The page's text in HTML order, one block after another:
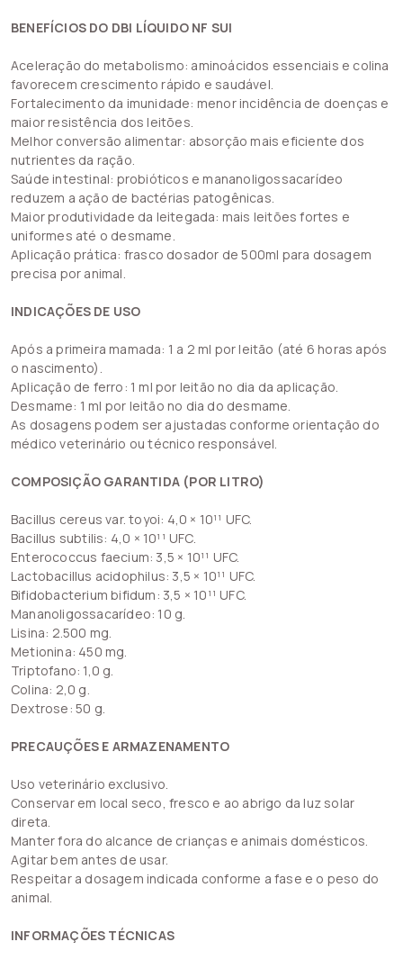
BENEFÍCIOS DO DBI LÍQUIDO NF SUI
Aceleração do metabolismo: aminoácidos essenciais e colina
favorecem crescimento rápido e saudável.
Fortalecimento da imunidade: menor incidência de doenças e
maior resistência dos leitões.
Melhor conversão alimentar: absorção mais eficiente dos
nutrientes da ração.
Saúde intestinal: probióticos e mananoligossacarídeo
reduzem a ação de bactérias patogênicas.
Maior produtividade da leitegada: mais leitões fortes e
uniformes até o desmame.
Aplicação prática: frasco dosador de 500ml para dosagem
precisa por animal.
INDICAÇÕES DE USO
Após a primeira mamada: 1 a 2 ml por leitão (até 6 horas após
o nascimento).
Aplicação de ferro: 1 ml por leitão no dia da aplicação.
Desmame: 1 ml por leitão no dia do desmame.
As dosagens podem ser ajustadas conforme orientação do
médico veterinário ou técnico responsável.
COMPOSIÇÃO GARANTIDA (POR LITRO)
Bacillus cereus var. toyoi: 4,0 × 10¹¹ UFC.
Bacillus subtilis: 4,0 × 10¹¹ UFC.
Enterococcus faecium: 3,5 × 10¹¹ UFC.
Lactobacillus acidophilus: 3,5 × 10¹¹ UFC.
Bifidobacterium bifidum: 3,5 × 10¹¹ UFC.
Mananoligossacarídeo: 10 g.
Lisina: 2.500 mg.
Metionina: 450 mg.
Triptofano: 1,0 g.
Colina: 2,0 g.
Dextrose: 50 g.
PRECAUÇÕES E ARMAZENAMENTO
Uso veterinário exclusivo.
Conservar em local seco, fresco e ao abrigo da luz solar
direta.
Manter fora do alcance de crianças e animais domésticos.
Agitar bem antes de usar.
Respeitar a dosagem indicada conforme a fase e o peso do
animal.
INFORMAÇÕES TÉCNICAS